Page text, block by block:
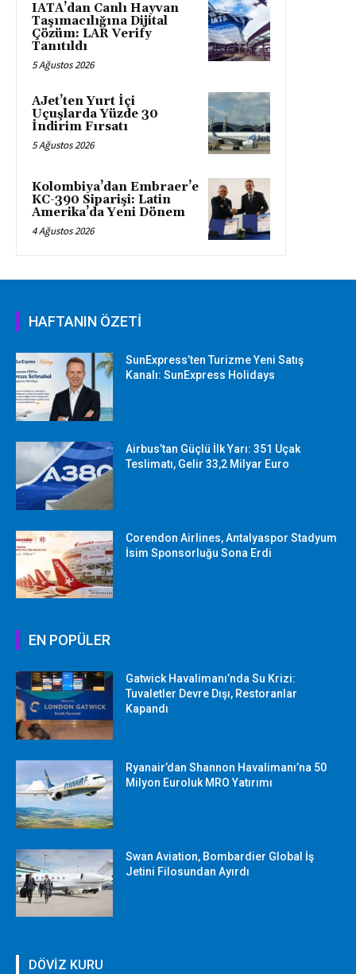
IATA’dan Canlı Hayvan
Taşımacılığına Dijital
Çözüm: LAR Verify
Tanıtıldı
5 Ağustos 2026
AJet’ten Yurt İçi
Uçuşlarda Yüzde 30
İndirim Fırsatı
5 Ağustos 2026
Kolombiya’dan Embraer’e
KC-390 Siparişi: Latin
Amerika’da Yeni Dönem
4 Ağustos 2026
HAFTANIN ÖZETİ
SunExpress’ten Turizme Yeni Satış
Kanalı: SunExpress Holidays
Airbus’tan Güçlü İlk Yarı: 351 Uçak
Teslimatı, Gelir 33,2 Milyar Euro
Corendon Airlines, Antalyaspor Stadyum
İsim Sponsorluğu Sona Erdi
EN POPÜLER
Gatwick Havalimanı’nda Su Krizi:
Tuvaletler Devre Dışı, Restoranlar
Kapandı
Ryanair’dan Shannon Havalimanı’na 50
Milyon Euroluk MRO Yatırımı
Swan Aviation, Bombardier Global İş
Jetini Filosundan Ayırdı
DÖVİZ KURU